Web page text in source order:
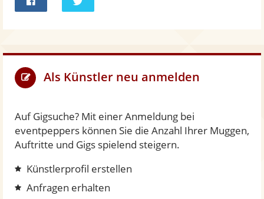
Als Künstler neu anmelden
Auf Gigsuche? Mit einer Anmeldung bei
eventpeppers können Sie die Anzahl Ihrer Muggen,
Auftritte und Gigs spielend steigern.
Künstlerprofil erstellen
Anfragen erhalten